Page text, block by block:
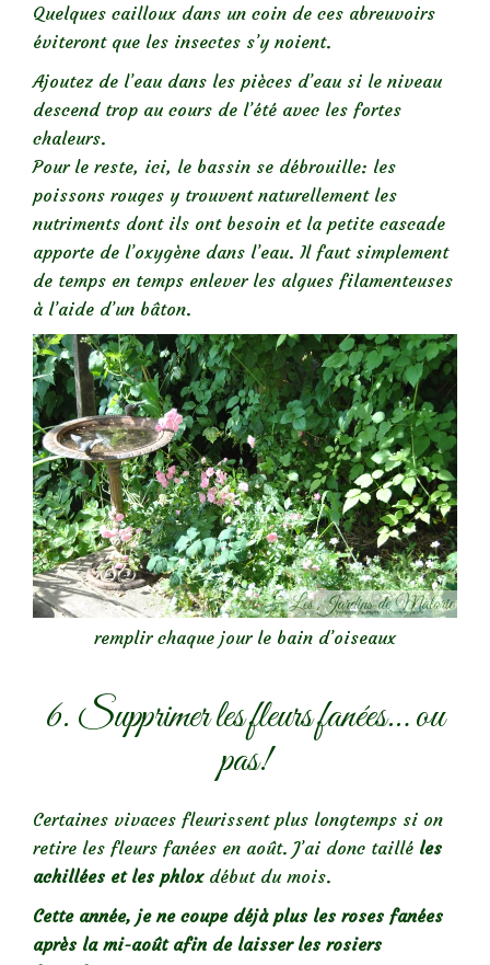
Quelques cailloux dans un coin de ces abreuvoirs
éviteront que les insectes s’y noient.
Ajoutez de l’eau dans les pièces d’eau si le niveau
descend trop au cours de l’été avec les fortes
chaleurs.
Pour le reste, ici, le bassin se débrouille: les
poissons rouges y trouvent naturellement les
nutriments dont ils ont besoin et la petite cascade
apporte de l’oxygène dans l’eau. Il faut simplement
de temps en temps enlever les algues filamenteuses
à l’aide d’un bâton.
remplir chaque jour le bain d’oiseaux
6. Supprimer les fleurs fanées… ou
pas!
Certaines vivaces fleurissent plus longtemps si on
retire les fleurs fanées en août. J’ai donc taillé les
achillées et les phloxdébut du mois.
Cette année, je ne coupe déjà plus les roses fanées
après la mi-août afin de laisser les rosiers